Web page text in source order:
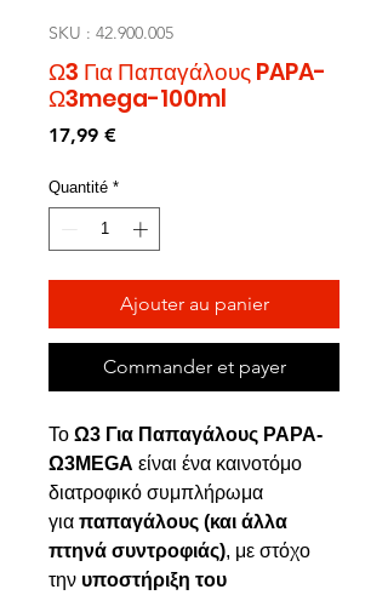
SKU : 42.900.005
Ω3 Για Παπαγάλους PAPA-
Ω3mega-100ml
17,99 €Prix
Quantité *
Ajouter au panier
Commander et payer
Το Ω3 Για Παπαγάλους PAPA-
Ω3MEGA είναι ένα καινοτόμο
διατροφικό συμπλήρωμα
για παπαγάλους (και άλλα
πτηνά συντροφιάς), με στόχο
την υποστήριξη του